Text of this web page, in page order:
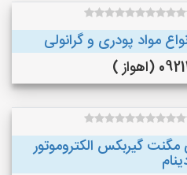
مواد پودری و گرانولی
)
گیربکس الکتروموتور